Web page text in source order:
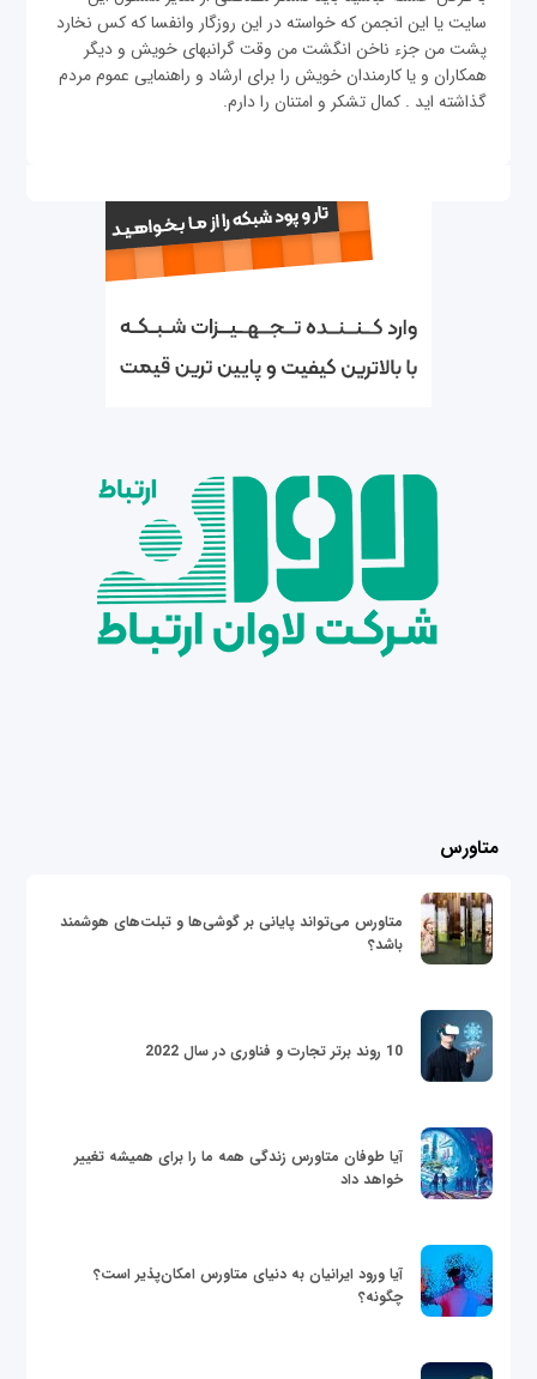
سایت یا این انجمن که خواسته در این روزگار وانفسا که کس نخارد
پشت من جزء ناخن انگشت من وقت گرانبهای خویش و دیگر
همکاران و یا کارمندان خویش را برای ارشاد و راهنمایی عموم مردم
گذاشته اید . کمال تشکر و امتنان را دارم.
متاورس
متاورس می‌تواند پایانی بر گوشی‌ها و تبلت‌های هوشمند
باشد؟
10 روند برتر تجارت و فناوری در سال 2022
آیا طوفان متاورس زندگی همه ما را برای همیشه تغییر
خواهد داد
آیا ورود ایرانیان به دنیای متاورس امکان‌پذیر است؟
چگونه؟